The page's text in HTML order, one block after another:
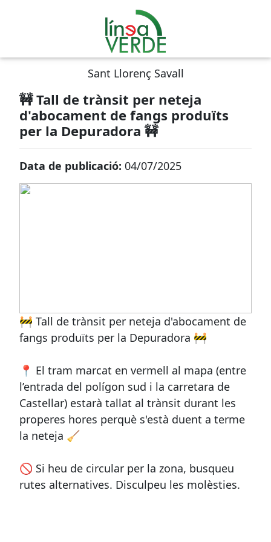
Sant Llorenç Savall
🚧 Tall de trànsit per neteja
d'abocament de fangs produïts
per la Depuradora 🚧
Data de publicació: 04/07/2025
🚧 Tall de trànsit per neteja d'abocament de
fangs produïts per la Depuradora 🚧
📍 El tram marcat en vermell al mapa (entre
l’entrada del polígon sud i la carretara de
Castellar) estarà tallat al trànsit durant les
properes hores perquè s'està duent a terme
la neteja 🧹
🚫 Si heu de circular per la zona, busqueu
rutes alternatives. Disculpeu les molèsties.